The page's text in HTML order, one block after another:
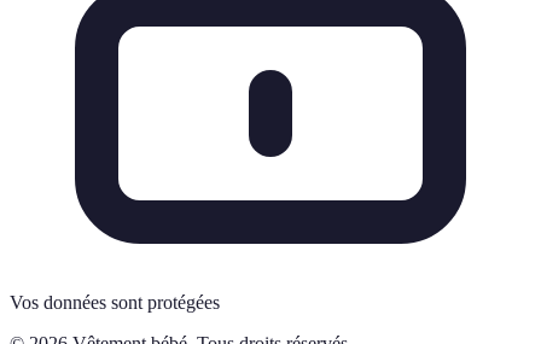
Vos données sont protégées